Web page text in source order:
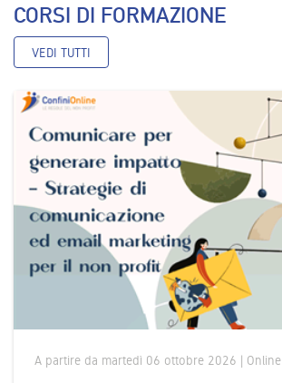
CORSI DI FORMAZIONE
VEDI TUTTI
A partire da martedì 06 ottobre 2026 | Online